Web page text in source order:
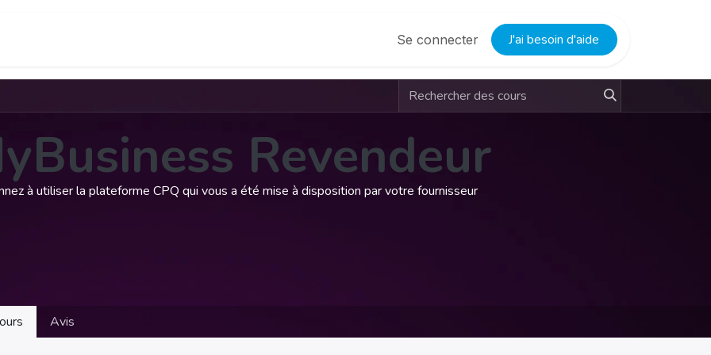
Se connecter J'ai besoin d'aide
Revendeur
à utiliser la plateforme CPQ qui vous a été mise à disposition par votre fournisseur
Avis